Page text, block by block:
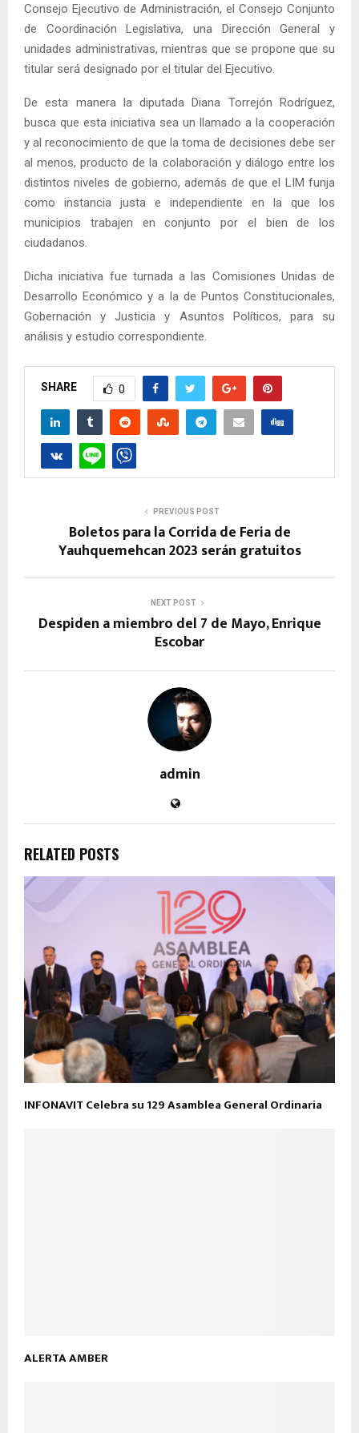
Consejo Ejecutivo de Administración, el Consejo Conjunto
de Coordinación Legislativa, una Dirección General y
unidades administrativas, mientras que se propone que su
titular será designado por el titular del Ejecutivo.
De esta manera la diputada Diana Torrejón Rodríguez,
busca que esta iniciativa sea un llamado a la cooperación
y al reconocimiento de que la toma de decisiones debe ser
al menos, producto de la colaboración y diálogo entre los
distintos niveles de gobierno, además de que el LIM funja
como instancia justa e independiente en la que los
municipios trabajen en conjunto por el bien de los
ciudadanos.
Dicha iniciativa fue turnada a las Comisiones Unidas de
Desarrollo Económico y a la de Puntos Constitucionales,
Gobernación y Justicia y Asuntos Políticos, para su
análisis y estudio correspondiente.
SHARE 0
PREVIOUS POST
Boletos para la Corrida de Feria de
Yauhquemehcan 2023 serán gratuitos
NEXT POST
Despiden a miembro del 7 de Mayo, Enrique
Escobar
admin
RELATED POSTS
INFONAVIT Celebra su 129 Asamblea General Ordinaria
ALERTA AMBER